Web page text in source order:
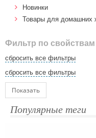
Новинки
Товары для домашних
Фильтр по свойствам
сбросить все фильтры
сбросить все фильтры
Показать
Популярные теги